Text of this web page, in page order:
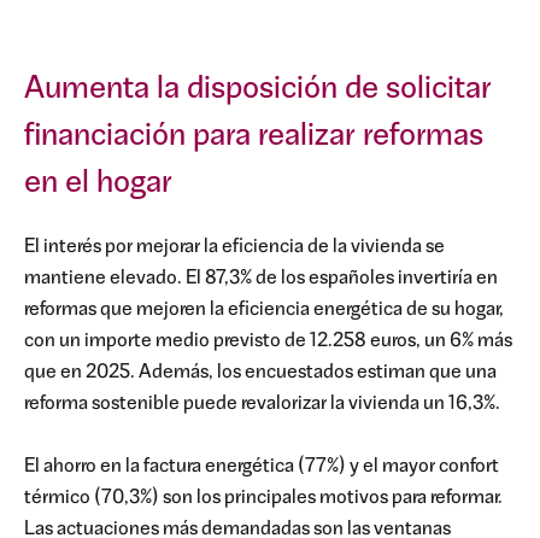
Aumenta la disposición de solicitar
financiación para realizar reformas
en el hogar
El interés por mejorar la eficiencia de la vivienda se
mantiene elevado. El 87,3% de los españoles invertiría en
reformas que mejoren la eficiencia energética de su hogar,
con un importe medio previsto de 12.258 euros, un 6% más
que en 2025. Además, los encuestados estiman que una
reforma sostenible puede revalorizar la vivienda un 16,3%.
El ahorro en la factura energética (77%) y el mayor confort
térmico (70,3%) son los principales motivos para reformar.
Las actuaciones más demandadas son las ventanas